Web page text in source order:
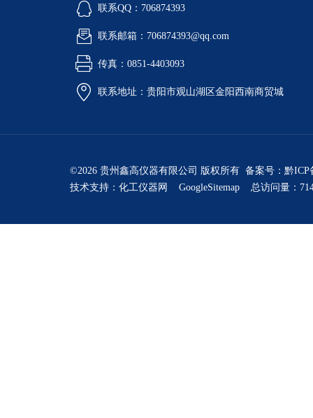
联系QQ：706874393
联系邮箱：706874393@qq.com
传真：0851-4403093
联系地址：贵阳市观山湖区金阳西南商贸城
©2026 贵州鑫高仪器有限公司 版权所有 备案号： 黔ICP
技术支持： 化工仪器网 GoogleSitemap 总访问量：